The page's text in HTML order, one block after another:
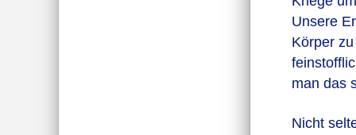
Unsere
Körper
man das
Nicht